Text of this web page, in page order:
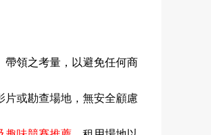
帶領之考量，以避免任何商
或勘查場地， 無安全顧慮